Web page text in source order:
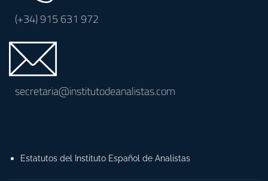
(+34)915 631 972
secretaria@institutodeanalistas.com
Estatutos del Instituto Español de Analistas